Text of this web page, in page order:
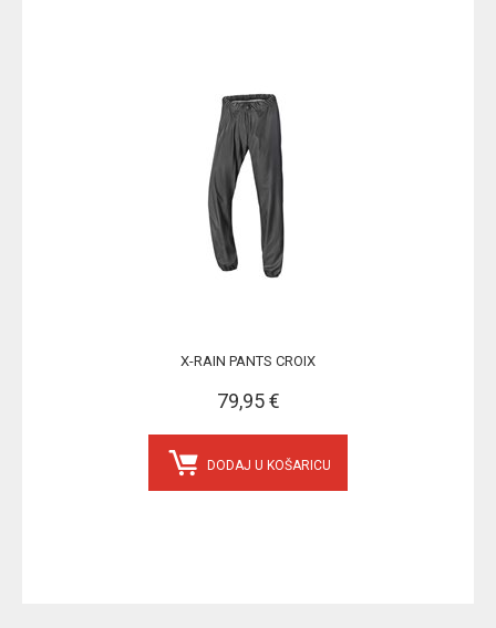
X-RAIN PANTS CROIX
79,95 €
DODAJ U KOŠARICU